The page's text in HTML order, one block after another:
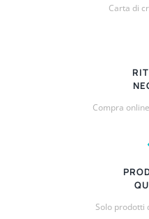
Carta di
Compra
Solo prodotti